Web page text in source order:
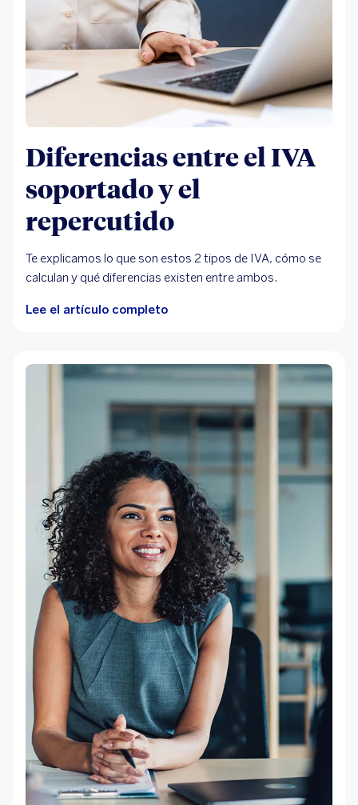
Diferencias entre el IVA
soportado y el
repercutido
Te explicamos lo que son estos 2 tipos de IVA, cómo se
calculan y qué diferencias existen entre ambos.
Lee el artículo completo